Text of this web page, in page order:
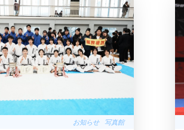
お知らせ 写真館